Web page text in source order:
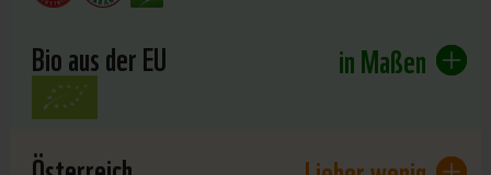
Bio aus der EU in Maßen